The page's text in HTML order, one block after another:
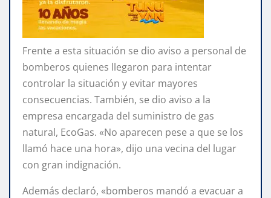
Frente a esta situación se dio aviso a personal de
bomberos quienes llegaron para intentar
controlar la situación y evitar mayores
consecuencias. También, se dio aviso a la
empresa encargada del suministro de gas
natural, EcoGas. «No aparecen pese a que se los
llamó hace una hora», dijo una vecina del lugar
con gran indignación.
Además declaró, «bomberos mandó a evacuar a